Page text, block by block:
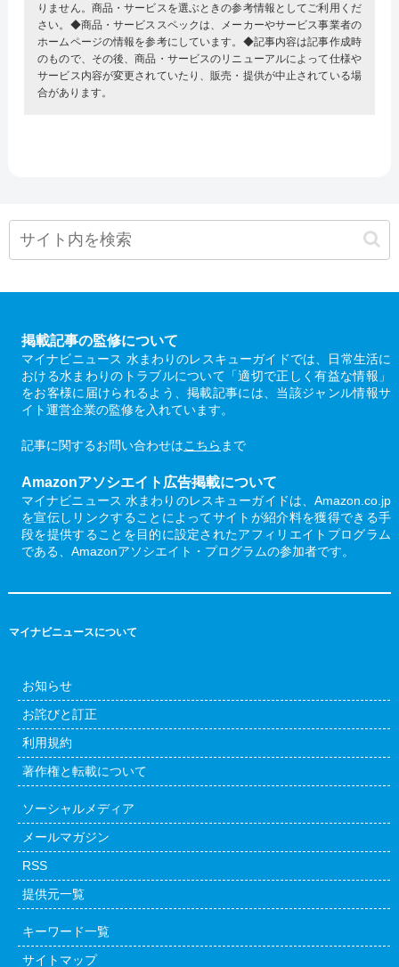
りません。商品・サービスを選ぶときの参考情報としてご利用くだ
さい。◆商品・サービススペックは、メーカーやサービス事業者の
ホームページの情報を参考にしています。◆記事内容は記事作成時
のもので、その後、商品・サービスのリニューアルによって仕様や
サービス内容が変更されていたり、販売・提供が中止されている場
合があります。
掲載記事の監修について
マイナビニュース 水まわりのレスキューガイドでは、日常生活に
おける水まわりのトラブルについて「適切で正しく有益な情報」
をお客様に届けられるよう、掲載記事には、当該ジャンル情報サ
イト運営企業の監修を入れています。
記事に関するお問い合わせはこちら まで
Amazonアソシエイト広告掲載について
マイナビニュース 水まわりのレスキューガイドは、Amazon.co.jp
を宣伝しリンクすることによってサイトが紹介料を獲得できる手
段を提供することを目的に設定されたアフィリエイトプログラム
である、Amazonアソシエイト・プログラムの参加者です。
マイナビニュースについて
お知らせ
お詫びと訂正
利用規約
著作権と転載について
ソーシャルメディア
メールマガジン
RSS
提供元一覧
キーワード一覧
サイトマップ